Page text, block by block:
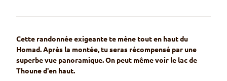
Cette randonnée exigeante te mène tout en haut du
Homad. Après la montée, tu seras récompensé par une
superbe vue panoramique. On peut même voir le lac de
Thoune d'en haut.